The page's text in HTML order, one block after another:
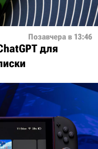
Позавчера в 13:46
для